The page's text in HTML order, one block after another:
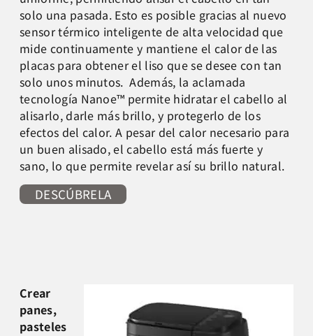
solo una pasada. Esto es posible gracias al nuevo
sensor térmico inteligente de alta velocidad que
mide continuamente y mantiene el calor de las
placas para obtener el liso que se desee con tan
solo unos minutos. Además, la aclamada
tecnología Nanoe™ permite hidratar el cabello al
alisarlo, darle más brillo, y protegerlo de los
efectos del calor. A pesar del calor necesario para
un buen alisado, el cabello está más fuerte y
sano, lo que permite revelar así su brillo natural.
DESCÚBRELA
Crear
panes,
pasteles